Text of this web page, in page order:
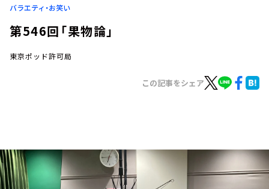
ログイン
トピックス
TBS Podcast
お知らせ
バラエティ・お笑い
第546回「果物論」
東京ポッド許可局
この記事をシェア